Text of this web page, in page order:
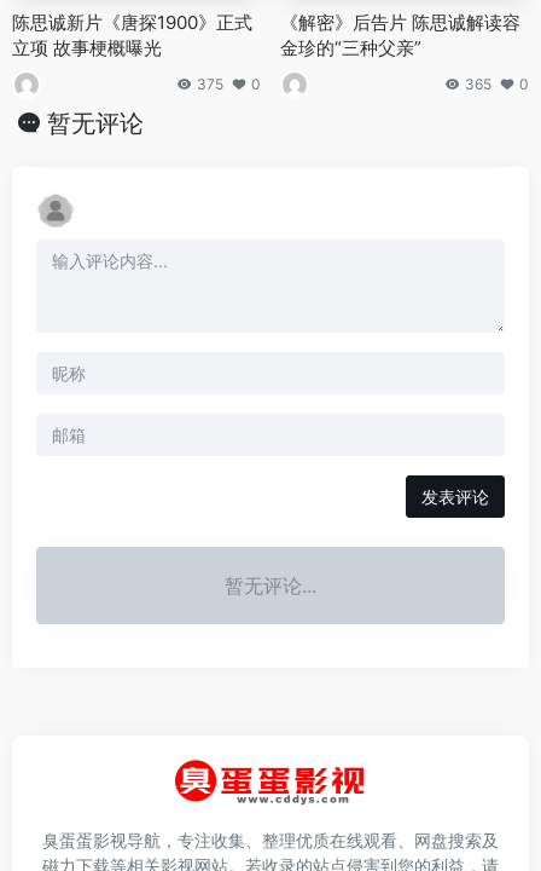
陈思诚新片《唐探1900》正式
立项 故事梗概曝光
375 0
《解密》后告片 陈思诚解读容
金珍的“三种父亲”
365 0
暂无评论
发表评论
暂无评论...
臭蛋蛋影视导航，专注收集、整理优质在线观看、网盘搜索及
磁力下载等相关影视网站。若收录的站点侵害到您的利益，请